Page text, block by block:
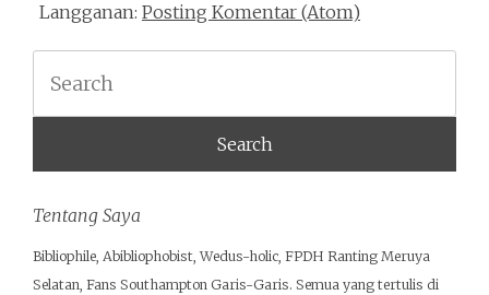
Langganan: Posting Komentar (Atom)
Tentang Saya
Bibliophile, Abibliophobist, Wedus-holic, FPDH Ranting Meruya
Selatan, Fans Southampton Garis-Garis. Semua yang tertulis di